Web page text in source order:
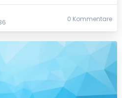
0 Kommentare